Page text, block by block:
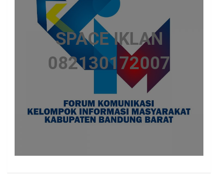
SPACE IKLAN
082130172007